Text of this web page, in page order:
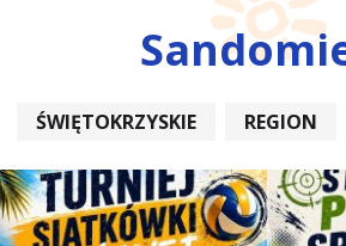
ŚWIĘTOKRZYSKIE REGION